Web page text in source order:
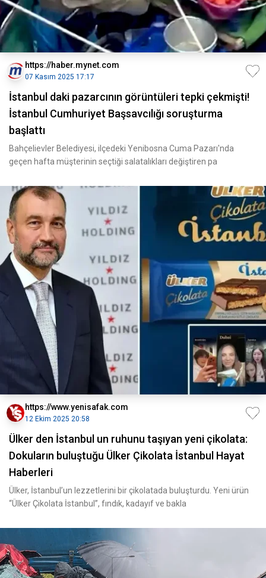
https://haber.mynet.com
07 Kasım 2025 17:17
İstanbul daki pazarcının görüntüleri tepki çekmişti!
İstanbul Cumhuriyet Başsavcılığı soruşturma
başlattı
Bahçelievler Belediyesi, ilçedeki Yenibosna Cuma Pazarı'nda
geçen hafta müşterinin seçtiği salatalıkları değiştiren pa
https://www.yenisafak.com
12 Ekim 2025 20:58
Ülker den İstanbul un ruhunu taşıyan yeni çikolata:
Dokuların buluştuğu Ülker Çikolata İstanbul Hayat
Haberleri
Ülker, İstanbul’un lezzetlerini bir çikolatada buluşturdu. Yeni ürün
“Ülker Çikolata İstanbul”, fındık, kadayıf ve bakla